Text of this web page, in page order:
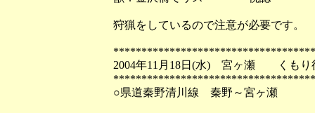
狩猟をしているので注意が必要です。
2004年11月18日(水) 宮ヶ瀬 くも
○県道秦野清川線 秦野～宮ヶ瀬